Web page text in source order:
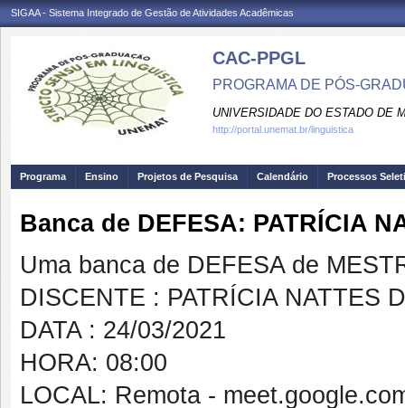
SIGAA - Sistema Integrado de Gestão de Atividades Acadêmicas
CAC-PPGL
PROGRAMA DE PÓS-
UNIVERSIDADE DO ESTADO DE
http://portal.unemat.br/linguistica
Programa Ensino Projetos de Pesquisa Calendário Processos
Banca de DEFESA: PATRÍCIA
Uma banca de DEFESA de
DISCENTE : PATRÍCIA NATTES
DATA : 24/03/2021
HORA: 08:00
LOCAL: Remota -